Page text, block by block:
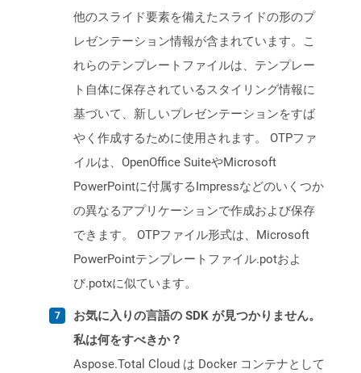
他のスライド要素を備えたスライドの形のプ
レゼンテーション情報が含まれています。こ
れらのテンプレートファイルは、テンプレー
ト自体に保存されているスタイリング情報に
基づいて、新しいプレゼンテーションをすば
やく作成するために使用されます。 OTPファ
イルは、OpenOffice SuiteやMicrosoft
PowerPointに付属するImpressなどのいくつか
の異なるアプリケーションで作成および保存
できます。 OTPファイル形式は、Microsoft
PowerPointテンプレートファイル.potおよ
び.potxに似ています。
お気に入りの言語の SDK が見つかりません。
私は何をすべきか？
Aspose.Total Cloud は Docker コンテナとして